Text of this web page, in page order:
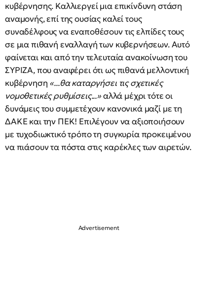
κυβέρνησης. Καλλιεργεί μια επικίνδυνη στάση
αναμονής, επί της ουσίας καλεί τους
συναδέλφους να εναποθέσουν τις ελπίδες τους
σε μια πιθανή εναλλαγή των κυβερνήσεων. Αυτό
φαίνεται και από την τελευταία ανακοίνωση του
ΣΥΡΙΖΑ, που αναφέρει ότι ως πιθανά μελλοντική
κυβέρνηση «...θα καταργήσει τις σχετικές
νομοθετικές ρυθμίσεις...»αλλά μέχρι τότε οι
δυνάμεις του συμμετέχουν κανονικά μαζί με τη
ΔΑΚΕ και την ΠΕΚ! Επιλέγουν να αξιοποιήσουν
με τυχοδιωκτικό τρόπο τη συγκυρία προκειμένου
να πιάσουν τα πόστα στις καρέκλες των αιρετών.